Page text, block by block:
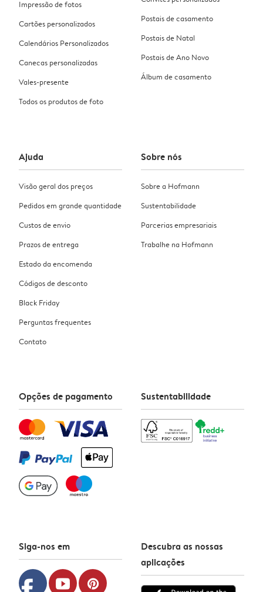
Impressão de fotos
Cartões personalizados
Calendários Personalizados
Canecas personalizadas
Vales-presente
Todos os produtos de foto
Postais de casamento
Postais de Natal
Postais de Ano Novo
Álbum de casamento
Ajuda
Visão geral dos preços
Pedidos em grande quantidade
Custos de envio
Prazos de entrega
Estado da encomenda
Códigos de desconto
Black Friday
Perguntas frequentes
Contato
Sobre nós
Sobre a Hofmann
Sustentabilidade
Parcerias empresariais
Trabalhe na Hofmann
Opções de pagamento Sustentabilidade
Siga-nos em
youtube pinterest
Descubra as nossas
aplicações